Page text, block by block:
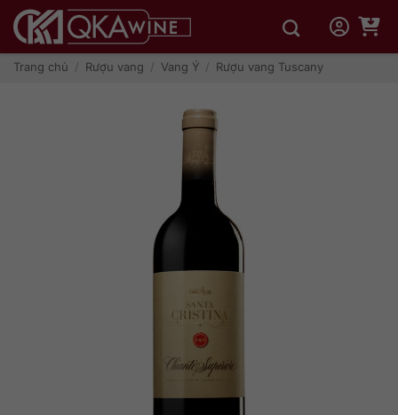
qua
dungTrang chủ / Rượu vang / Vang Ý / Rượu vang Tuscany